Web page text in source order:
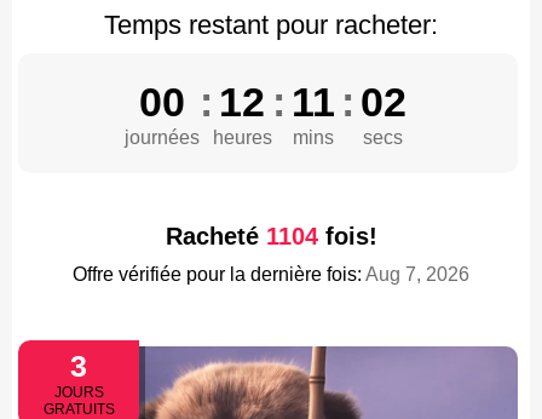
Temps restant pour racheter:
00
journées
: 12
heures
: 11
mins
: 01
secs
Racheté 1104fois!
Offre vérifiée pour la dernière fois: Aug 7, 2026
3
JOURS
GRATUITS